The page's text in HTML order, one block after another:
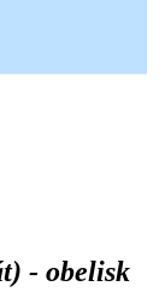
- obelisk